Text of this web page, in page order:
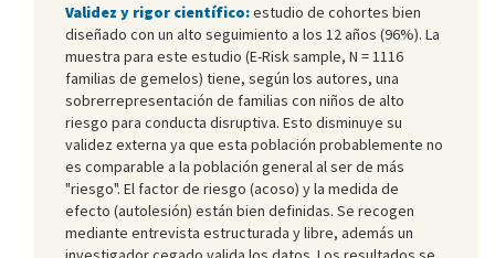
Validez y rigor científico:estudio de cohortes bien
diseñado con un alto seguimiento a los 12 años (96%). La
muestra para este estudio (E-Risk sample, N = 1116
familias de gemelos) tiene, según los autores, una
sobrerrepresentación de familias con niños de alto
riesgo para conducta disruptiva. Esto disminuye su
validez externa ya que esta población probablemente no
es comparable a la población general al ser de más
"riesgo". El factor de riesgo (acoso) y la medida de
efecto (autolesión) están bien definidas. Se recogen
mediante entrevista estructurada y libre, además un